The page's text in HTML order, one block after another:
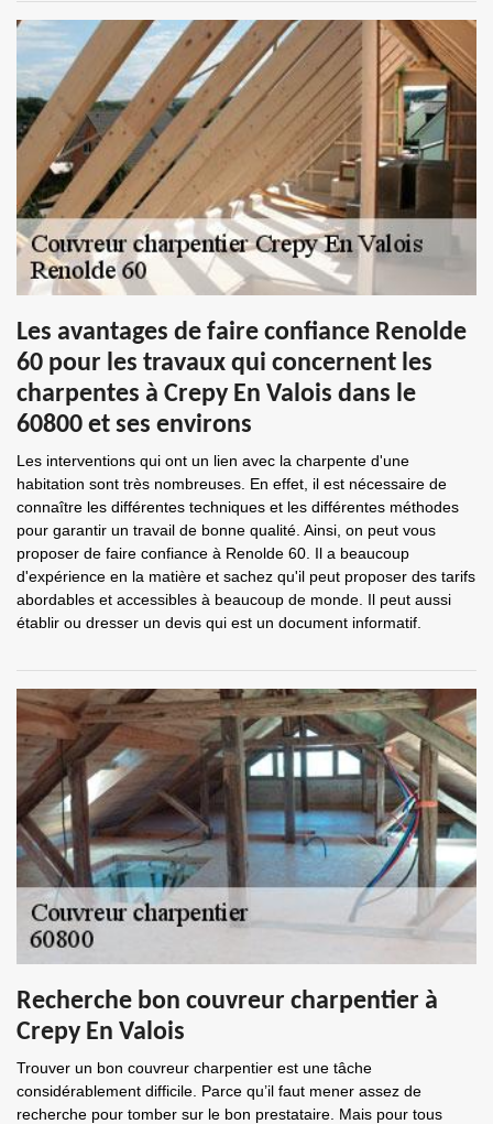
Les avantages de faire confiance Renolde
60 pour les travaux qui concernent les
charpentes à Crepy En Valois dans le
60800 et ses environs
Les interventions qui ont un lien avec la charpente d'une
habitation sont très nombreuses. En effet, il est nécessaire de
connaître les différentes techniques et les différentes méthodes
pour garantir un travail de bonne qualité. Ainsi, on peut vous
proposer de faire confiance à Renolde 60. Il a beaucoup
d'expérience en la matière et sachez qu'il peut proposer des tarifs
abordables et accessibles à beaucoup de monde. Il peut aussi
établir ou dresser un devis qui est un document informatif.
Recherche bon couvreur charpentier à
Crepy En Valois
Trouver un bon couvreur charpentier est une tâche
considérablement difficile. Parce qu’il faut mener assez de
recherche pour tomber sur le bon prestataire. Mais pour tous